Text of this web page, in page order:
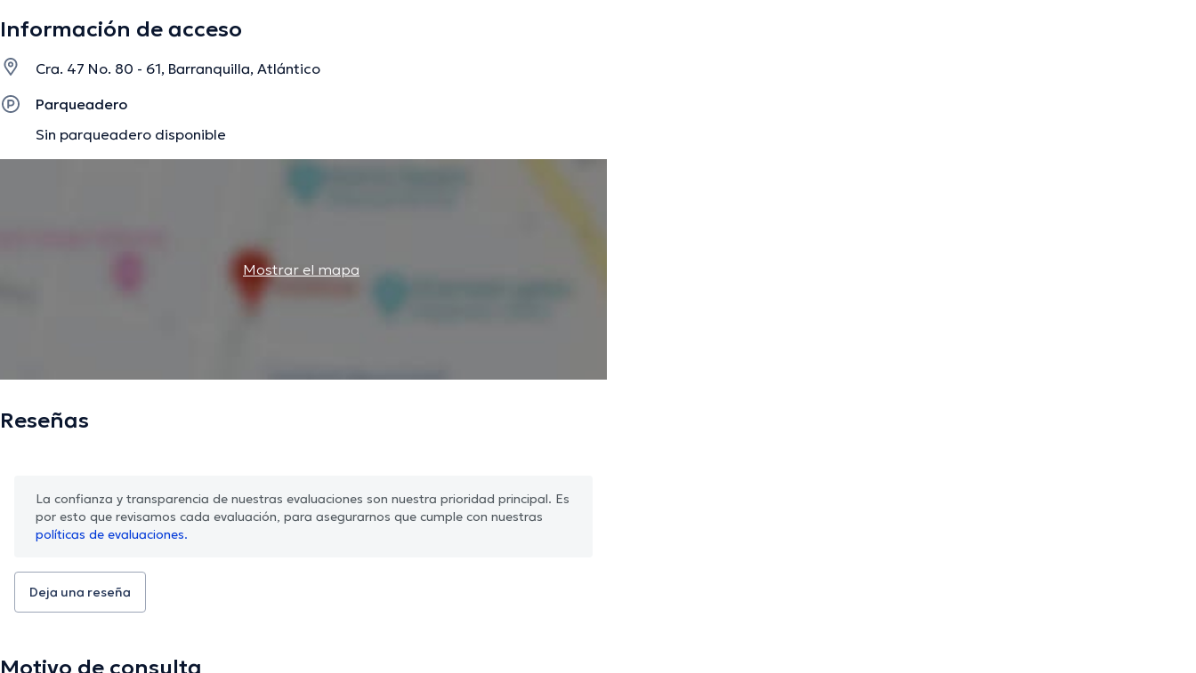
Información de acceso
Cra. 47 No. 80 - 61, Barranquilla, Atlántico
Parqueadero
Sin parqueadero disponible
Mostrar el mapa
Reseñas
La confianza y transparencia de nuestras evaluaciones son nuestra prioridad principal. Es
por esto que revisamos cada evaluación, para asegurarnos que cumple con nuestras
políticas de evaluaciones.
Deja una reseña